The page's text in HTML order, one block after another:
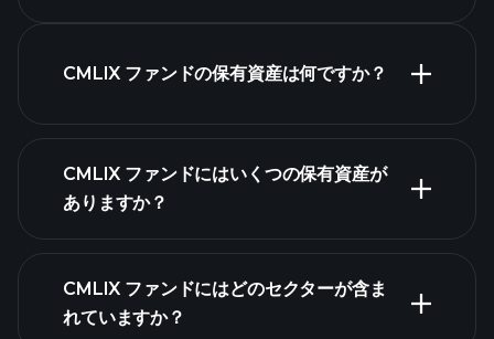
保有資産
CMLIX ファンドの保有資産は何ですか？
保
CMLIX ファンドにはいくつの保有資産が
ありますか？
資産
CMLIX ファンドにはどのセクターが含ま
れていますか？